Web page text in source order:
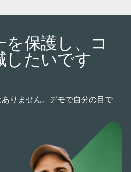
を保護し、コ
したいです
りません。デモで自分の目で